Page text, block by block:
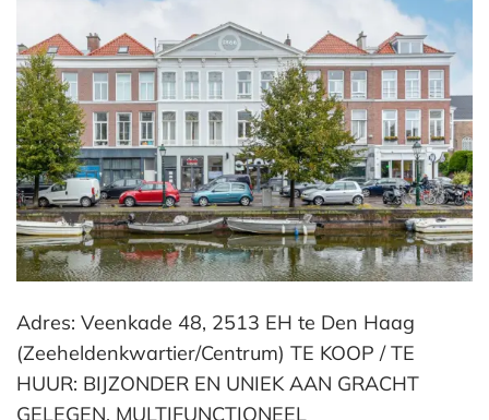
Adres: Veenkade 48, 2513 EH te Den Haag
(Zeeheldenkwartier/Centrum) TE KOOP / TE
HUUR: BIJZONDER EN UNIEK AAN GRACHT
GELEGEN, MULTIFUNCTIONEEL